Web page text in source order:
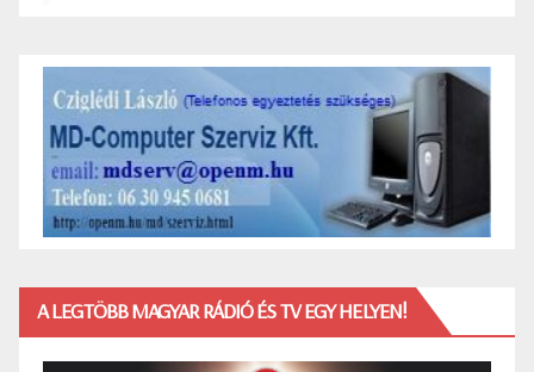
A LEGTÖBB MAGYAR RÁDIÓ ÉS TV EGY HELYEN!